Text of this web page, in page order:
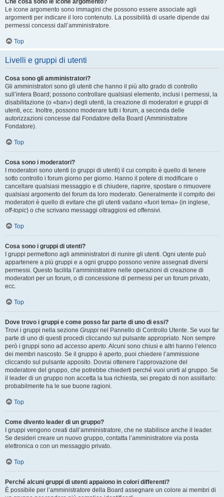
Che cosa sono le icone argomento?
Le icone argomento sono immagini che possono essere associate agli
argomenti per indicare il loro contenuto. La possibilità di usarle dipende dai
permessi concessi dall’amministratore.
Top
Livelli e gruppi di utenti
Cosa sono gli amministratori?
Gli amministratori sono gli utenti che hanno il più alto grado di controllo
sull’intera Board; possono controllare qualsiasi elemento, inclusi i permessi, la
disabilitazione (o «ban») degli utenti, la creazione di moderatori e gruppi di
utenti, ecc. Inoltre, possono moderare tutti i forum, a seconda delle
autorizzazioni concesse dal Fondatore della Board (Amministratore
Fondatore).
Top
Cosa sono i moderatori?
I moderatori sono utenti (o gruppi di utenti) il cui compito è quello di tenere
sotto controllo i forum giorno per giorno. Hanno il potere di modificare o
cancellare qualsiasi messaggio e di chiudere, riaprire, spostare o rimuovere
qualsiasi argomento del forum da loro moderato. Generalmente il compito dei
moderatori è quello di evitare che gli utenti vadano «fuori tema» (in inglese,
off-topic) o che scrivano messaggi oltraggiosi ed offensivi.
Top
Cosa sono i gruppi di utenti?
I gruppi permettono agli amministratori di riunire gli utenti. Ogni utente può
appartenere a più gruppi e a ogni gruppo possono venire assegnati diversi
permessi. Questo facilita l’amministratore nelle operazioni di creazione di
moderatori per un forum, o di concessione di permessi per un forum privato,
ecc.
Top
Dove trovo i gruppi e come posso far parte di uno di essi?
Trovi i gruppi nella sezione Gruppi nel Pannello di Controllo Utente. Se vuoi far
parte di uno di questi procedi cliccando sul pulsante appropriato. Non sempre
però i gruppi sono ad accesso aperto. Alcuni sono chiusi e altri hanno l’elenco
dei membri nascosto. Se il gruppo è aperto, puoi chiedere l’ammissione
cliccando sul pulsante apposito. Dovrai ottenere l’approvazione del
moderatore del gruppo, che potrebbe chiederti perché vuoi unirti al gruppo. Se
il leader di un gruppo non accetta la tua richiesta, sei pregato di non assillarlo:
probabilmente ha le sue buone ragioni.
Top
Come divento leader di un gruppo?
I gruppi vengono creati dall’amministratore, che ne stabilisce anche il leader.
Se desideri creare un nuovo gruppo, contatta l’amministratore via posta
elettronica o con un messaggio privato.
Top
Perché alcuni gruppi di utenti appaiono in colori differenti?
È possibile per l’amministratore della Board assegnare un colore ai membri di